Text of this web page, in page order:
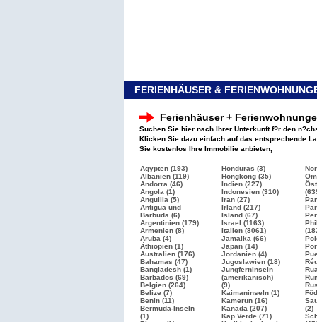
FERIENHÄUSER &
Ferienhäuser +
Suchen Sie hier nach Ihrer Unterkunft f?r den
Klicken Sie dazu einfach auf das entsprechende
Sie kostenlos Ihre Immobilie anbieten,
Ägypten (193)
Albanien (119)
Andorra (46)
Angola (1)
Anguilla (5)
Antigua und
Barbuda (6)
Argentinien (179)
Armenien (8)
Aruba (4)
Äthiopien (1)
Australien (176)
Bahamas (47)
Bangladesh (1)
Barbados (69)
Belgien (264)
Belize (7)
Benin (11)
Bermuda-Inseln
(1)
Honduras (3)
Hongkong (35)
Indien (227)
Indonesien (310)
Iran (27)
Irland (217)
Island (67)
Israel (1163)
Italien (8061)
Jamaika (66)
Japan (14)
Jordanien (4)
Jugoslawien (18)
Jungferninseln
(amerikanisch)
(9)
Kaimaninseln (1)
Kamerun (16)
Kanada (207)
Kap Verde (71)
(2)